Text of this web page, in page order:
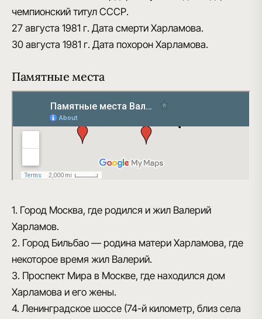
чемпионский титул СССР.
27 августа 1981 г. Дата смерти Харламова.
30 августа 1981 г. Дата похорон Харламова.
Памятные места
1. Город Москва, где родился и жил Валерий
Харламов.
2. Город Бильбао — родина матери Харламова, где
некоторое время жил Валерий.
3. Проспект Мира в Москве, где находился дом
Харламова и его жены.
4. Ленинградское шоссе (74-й километр, близ села